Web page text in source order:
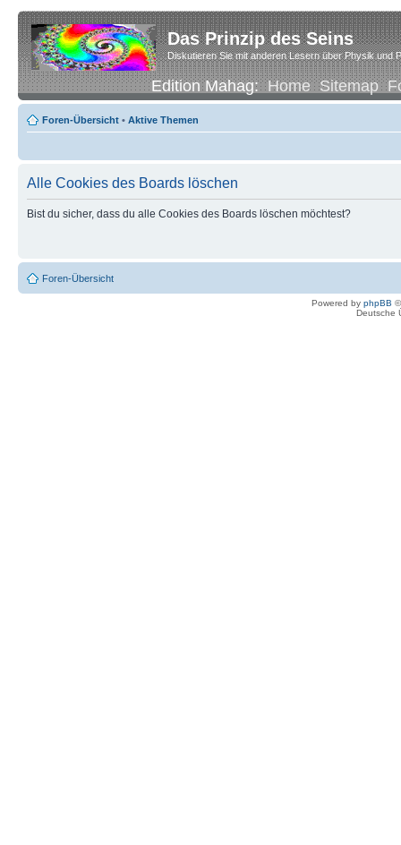
Das Prinzip des Seins
Diskutieren Sie mit anderen Lesern über Physik und
Edition Mahag:Home Sitemap
Foren-Übersicht • Aktive Themen
Alle Cookies des Boards löschen
Bist du sicher, dass du alle Cookies des Boards löschen möchtest?
Foren-Übersicht
Powered by phpBB
Deutsche